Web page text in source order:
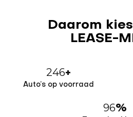
Daarom
LEASE-
246+
Auto’s op voorraad
96%